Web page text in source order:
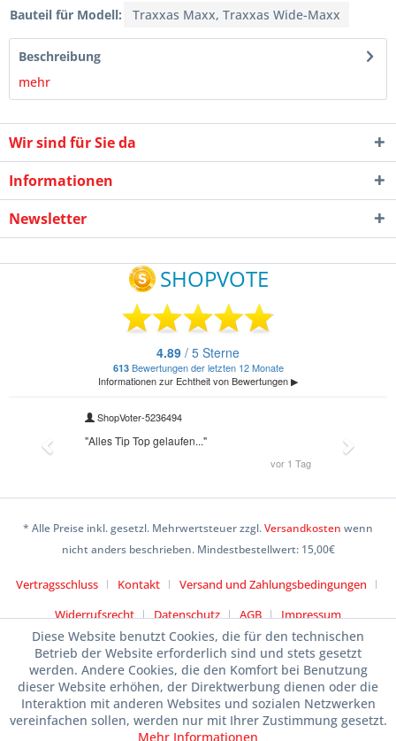
Bauteil für Modell:
Traxxas Maxx, Traxxas Wide-Maxx
Beschreibung
mehr
Wir sind für Sie da
Informationen
Newsletter
* Alle Preise inkl. gesetzl. Mehrwertsteuer zzgl.Versandkosten wenn
nicht anders beschrieben. Mindestbestellwert: 15,00€
Vertragsschluss Kontakt
Versand und Zahlungsbedingungen
Widerrufsrecht
Datenschutz AGB Impressum
Diese Website benutzt Cookies, die für den technischen
Betrieb der Website erforderlich sind und stets gesetzt
werden. Andere Cookies, die den Komfort bei Benutzung
dieser Website erhöhen, der Direktwerbung dienen oder die
Interaktion mit anderen Websites und sozialen Netzwerken
vereinfachen sollen, werden nur mit Ihrer Zustimmung gesetzt.
Mehr Informationen